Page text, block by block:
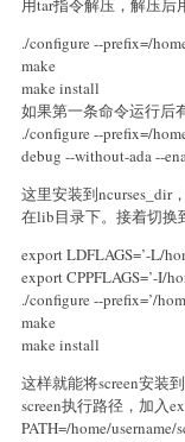
用tar指令解压，解压后
./configure --prefix=/
make
make install
如果第一条命令运行后
./configure --prefix=/
debug --without-ada --
这里安装到ncurses_dir
在lib目录下。接着切换
export LDFLAGS=’-L/
export CPPFLAGS=’-I/
./configure --prefix=’/
make
make install
这样就能将screen安装
screen执行路径，加入
PATH=/home/